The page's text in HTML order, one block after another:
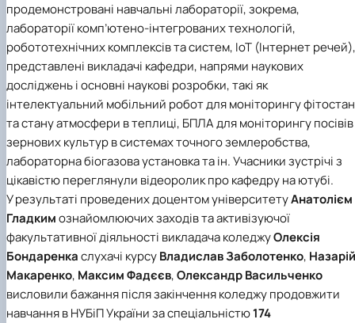
продемонстровані навчальні лабораторії, зокрема,
лабораторії комп’ютено-інтегрованих технологій,
робототехнічних комплексів та систем, ІоТ (Інтернет речей),
представлені викладачі кафедри, напрями наукових
досліджень і основні наукові розробки, такі як
інтелектуальний мобільний робот для моніторингу
та стану атмосфери в теплиці, БПЛА для моніторингу посівів
зернових культур в системах точного землеробства,
лабораторна біогазова установка та ін. Учасники зустрічі з
цікавістю переглянули відеоролик про кафедру на ютубі.
У результаті проведених доцентом університетуАнатолієм
Гладкимознайомлюючих заходів та активізуючої
факультативної діяльності викладача коледжуОлексія
Бондаренкаслухачі курсуВладислав Заболотенко, Назарій
Макаренко, Максим Фадєєв,Олександр Васильченко
висловили бажання після закінчення коледжу продовжити
навчання в НУБіП України заспеціальністю174